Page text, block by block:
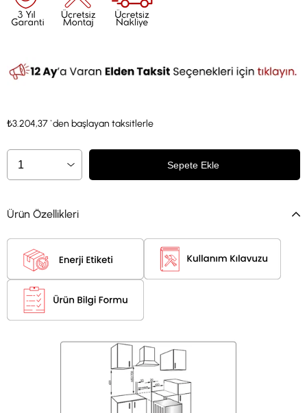
₺3.204,37 `den başlayan taksitlerle
Ürün Özellikleri